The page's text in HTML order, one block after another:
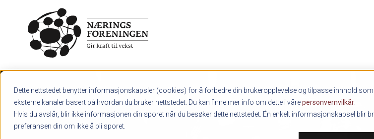
Dette nettstedet benytter informasjonskapsler (cookies) for å forbedre din brukeropplevelse og tilpasse innhold som
eksterne kanaler basert på hvordan du bruker nettstedet. Du kan finne mer info om dette i vårepersonvernvilkår
Hvis du avslår, blir ikke informasjonen din sporet når du besøker dette nettstedet. Én enkelt informasjonskapsel blir
preferansen din om ikke å bli sporet.